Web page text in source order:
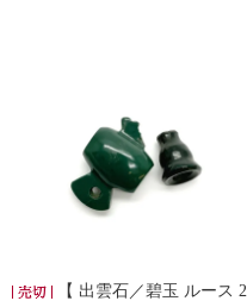
【 出雲石／碧玉 ルース 2